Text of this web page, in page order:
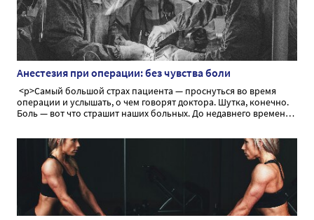
Анестезия при операции: без чувства боли
<p>Самый большой страх пациента — проснуться во время
операции и услышать, о чем говорят доктора. Шутка, конечно.
Боль — вот что страшит наших больных. До недавнего времени
провести оперативное вмешательство в необходимом объеме.
Сегодня мы поговорим об анестезии как способе временного,
обратимого лишения чувства боли во время операции</p>